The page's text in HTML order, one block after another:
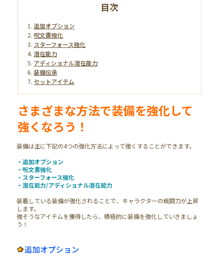
目次
追加オプション
呪文書強化
スターフォース強化
潜在能力
アディショナル潜在能力
装備伝承
セットアイテム
さまざまな方法で装備を強化して
強くなろう！
装備は主に下記の4つの強化方法によって強くすることができます。
・追加オプション
・呪文書強化
・スターフォース強化
・潜在能力/アディショナル潜在能力
装着している装備が強化されることで、キャラクターの戦闘力が上昇
します。
強そうなアイテムを獲得したら、積極的に装備を強化していきましょ
う！
追加オプション